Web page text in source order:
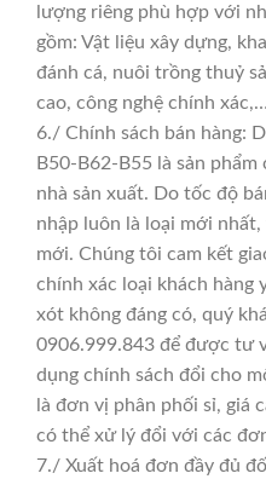
lượng riêng phù hợp với
gồm: Vật liệu xây dựng,
đánh cá, nuôi trồng thuỷ
cao, công nghệ chính xác,…
6./ Chính sách bán hàng:
B50-B62-B55 là sản
nhà sản xuất. Do tốc độ
nhập luôn là loại mới
mới. Chúng tôi cam kết
chính xác loại khách hàng
xót không đáng có, quý
0906.999.843 để được tư
dụng chính sách đổi cho
là đơn vị phân phối sỉ, giá
có thể xử lý đổi với các
7./ Xuất hoá đơn đầy đủ